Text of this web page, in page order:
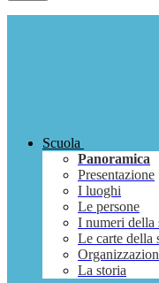
Scuola
Panoramica
Presentazione
I luoghi
Le persone
I numeri della
Le carte della
La storia